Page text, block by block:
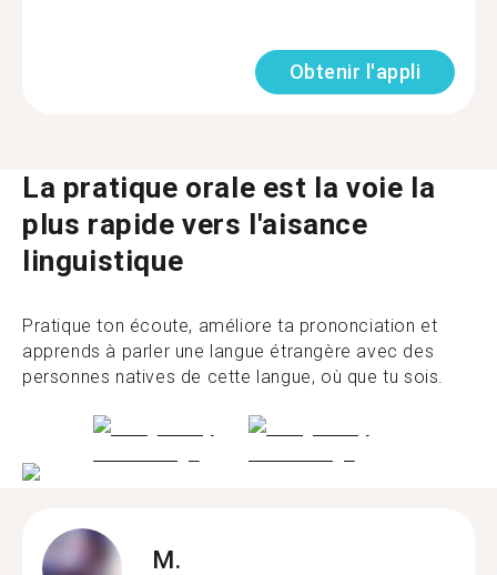
Obtenir l'appli
La pratique orale est la voie la
plus rapide vers l'aisance
linguistique
Pratique ton écoute, améliore ta prononciation et
apprends à parler une langue étrangère avec des
personnes natives de cette langue, où que tu sois.
M.